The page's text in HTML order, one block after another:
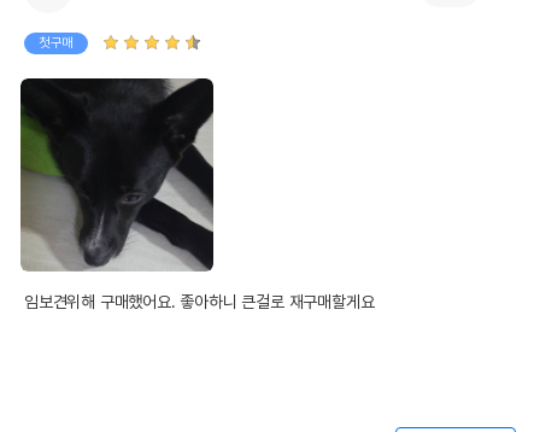
첫구매
임보견위해 구매했어요. 좋아하니 큰걸로 재구매할게요